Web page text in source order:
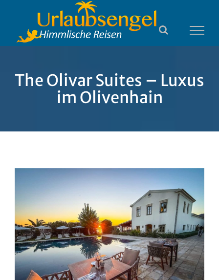
springen
The Olivar Suites – Luxus
im Olivenhain